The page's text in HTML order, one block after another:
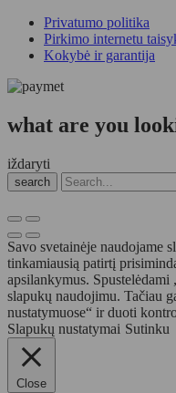
Privatumo politika
Pirkimo internetu
Kokybė ir garantija
what are you
iždaryti
search
Savo svetainėje naudojame
tinkamiausią patirtį
apsilankymus.
slapukų naudojimu. Tačiau
nustatymuose“ ir duoti
Slapukų nustatymai Sutinku
Close